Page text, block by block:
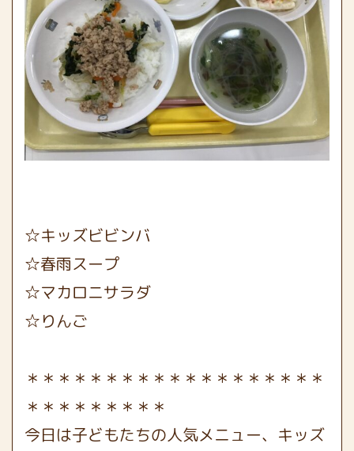
☆キッズビビンバ
☆春雨スープ
☆マカロニサラダ
☆りんご
＊＊＊＊＊＊＊＊＊＊＊＊＊＊＊＊＊＊＊
＊＊＊＊＊＊＊＊＊
今日は子どもたちの人気メニュー、キッズ